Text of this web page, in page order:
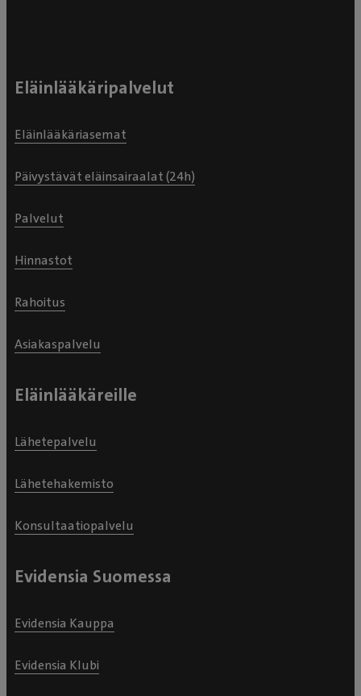
Eläinlääkäripalvelut
Eläinlääkäriasemat
Päivystävät eläinsairaalat (24h)
Palvelut
Hinnastot
Rahoitus
Asiakaspalvelu
Eläinlääkäreille
Lähetepalvelu
Lähetehakemisto
Konsultaatiopalvelu
Evidensia Suomessa
Evidensia Kauppa
Evidensia Klubi